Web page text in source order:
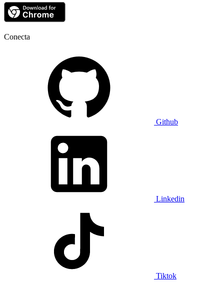
Conecta
Github
Linkedin
Tiktok